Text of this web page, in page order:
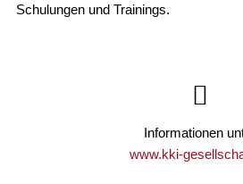
Schulungen und Trainings.
Informationen
www.kki-